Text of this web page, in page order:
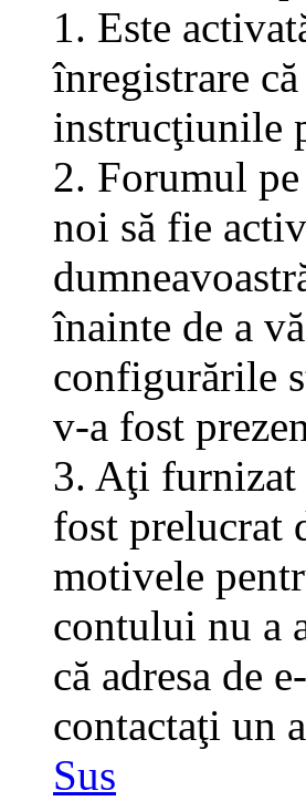
1. Este
înregistrare
instrucţiunile
2. Forumul
noi să fie
înainte de a
configurările
v-a fost
3. Aţi furnizat
fost prelucrat
motivele
contului nu a
că adresa de
contactaţi un
Sus